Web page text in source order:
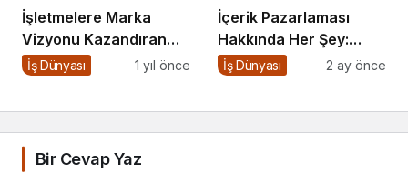
İşletmelere Marka
Vizyonu Kazandıran
Kitap: Stratejik Marka
İş Dünyası 1 yıl önce
İçerik Pazarlaması
Hakkında Her Şey:
İçeriklerce Podcast
İş Dünyası 2 ay önce
Bir Cevap Yaz